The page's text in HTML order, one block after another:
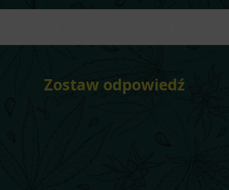
Zostaw odpowiedź